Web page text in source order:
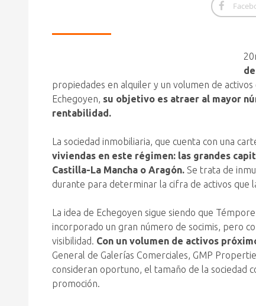
propiedades en alquiler y un volumen de
Echegoyen, su objetivo es atraer al mayor
rentabilidad.
La sociedad inmobiliaria, que cuenta con una
viviendas en este régimen: las grandes
Castilla-La Mancha o Aragón. Se trata de
durante para determinar la cifra de activos que
La idea de Echegoyen sigue siendo que
incorporado un gran número de socimis, pero
visibilidad. Con un volumen de activos
General de Galerías Comerciales, GMP
consideran oportuno, el tamaño de la sociedad
promoción.